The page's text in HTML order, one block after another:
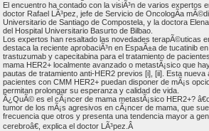
El encuentro ha contado con la visiÃ³n de varios expertos
doctor Rafael LÃ³pez, jefe de Servicio de OncologÃ­a
Universitario de Santiago de Compostela, y la doctora
del Hospital Universitario Basurto de Bilbao.
Los expertos han resaltado las novedades terapÃ©uticas
destaca la reciente aprobaciÃ³n en EspaÃ±a de tucatinib
trastuzumab y capecitabina para el tratamiento de
mama HER2+ localmente avanzado o metastÃ¡sico que
pautas de tratamiento anti-HER2 previos [i], [ii]. Esta nueva
pacientes con CMM HER2+ puedan disponer de mÃ¡s
permitan prolongar su esperanza y calidad de vida.
Â¿QuÃ© es el cÃ¡ncer de mama metastÃ¡sico HER2+?
tumor de los mÃ¡s agresivos en cÃ¡ncer de mama, que
frecuencia que otros y presenta una tendencia mayor a
cerebroâ€, explica el doctor LÃ³pez.Â